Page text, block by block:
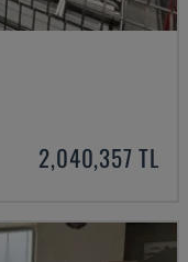
2,040,357 TL